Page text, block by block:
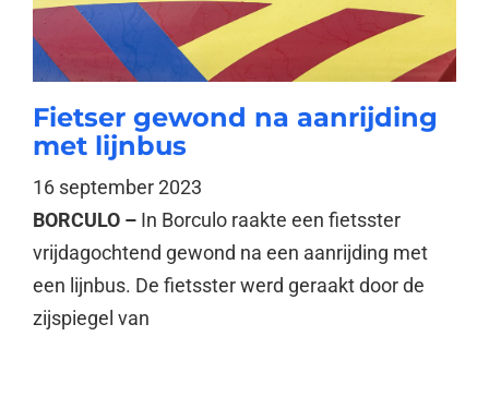
Fietser gewond na aanrijding
met lijnbus
16 september 2023
BORCULO – In Borculo raakte een fietsster
vrijdagochtend gewond na een aanrijding met
een lijnbus. De fietsster werd geraakt door de
zijspiegel van